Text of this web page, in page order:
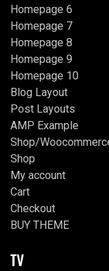
Homepage 6
Homepage 7
Homepage 8
Homepage 9
Homepage 10
Blog Layout
Post Layouts
AMP Example
Shop/
Shop
My account
Cart
Checkout
BUY THEME
TV